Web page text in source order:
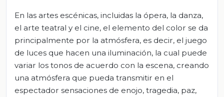
En las artes escénicas, incluidas la ópera, la danza,
el arte teatral y el cine, el elemento del color se da
principalmente por la atmósfera, es decir, el juego
de luces que hacen una iluminación, la cual puede
variar los tonos de acuerdo con la escena, creando
una atmósfera que pueda transmitir en el
espectador sensaciones de enojo, tragedia, paz,